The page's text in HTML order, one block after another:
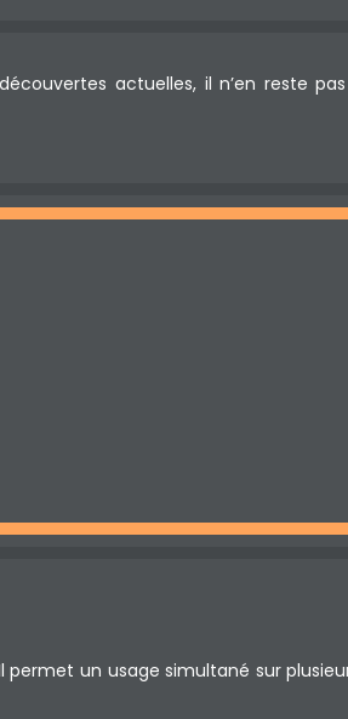
actuelles, il n’en reste
un usage simultané sur